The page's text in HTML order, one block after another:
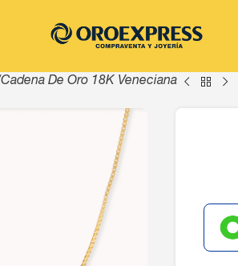
Cadena De Oro 18K Veneciana